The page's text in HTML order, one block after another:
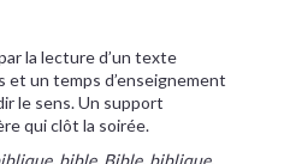
la lecture d’un texte
et un temps d’enseignement
le sens. Un support
qui clôt la soirée.
bible, Bible, biblique,